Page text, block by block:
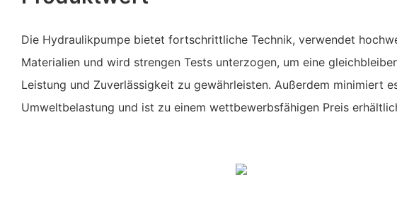
Die Hydraulikpumpe bietet fortschrittliche Technik, verwendet
Materialien und wird strengen Tests unterzogen, um eine
Leistung und Zuverlässigkeit zu gewährleisten. Außerdem minimiert
Umweltbelastung und ist zu einem wettbewerbsfähigen Preis